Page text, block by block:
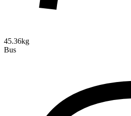
45.36kg
Bus